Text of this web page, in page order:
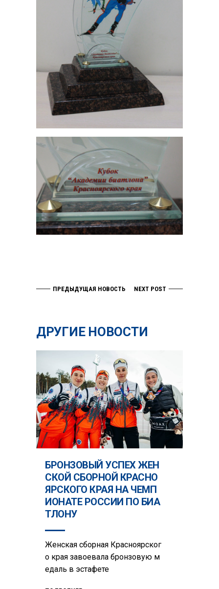
ПРЕДЫДУЩАЯ НОВОСТЬ NEXT POST
ДРУГИЕ НОВОСТИ
БРОНЗОВЫЙ УСПЕХ ЖЕН
СКОЙ СБОРНОЙ КРАСНО
ЯРСКОГО КРАЯ НА ЧЕМП
ИОНАТЕ РОССИИ ПО БИА
ТЛОНУ
Женская сборная Красноярског
о края завоевала бронзовую м
едаль в эстафете